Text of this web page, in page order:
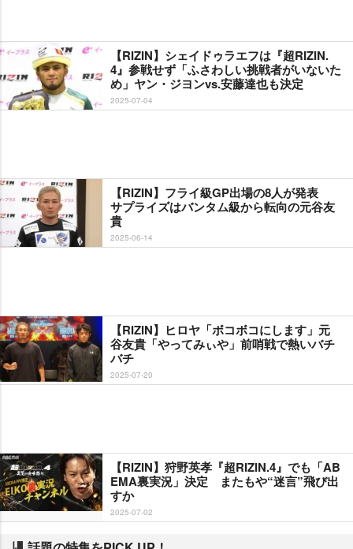
【RIZIN】シェイドゥラエフは『超RIZIN.
4』参戦せず「ふさわしい挑戦者がいないた
め」ヤン・ジヨンvs.安藤達也も決定
2025-07-04
【RIZIN】フライ級GP出場の8人が発表
サプライズはバンタム級から転向の元谷友
貴
2025-06-14
【RIZIN】ヒロヤ「ボコボコにします」元
谷友貴「やってみぃや」前哨戦で熱いバチ
バチ
2025-07-20
【RIZIN】狩野英孝『超RIZIN.4』でも「AB
EMA裏実況」決定 またもや“迷言”飛び出
すか
2025-07-02